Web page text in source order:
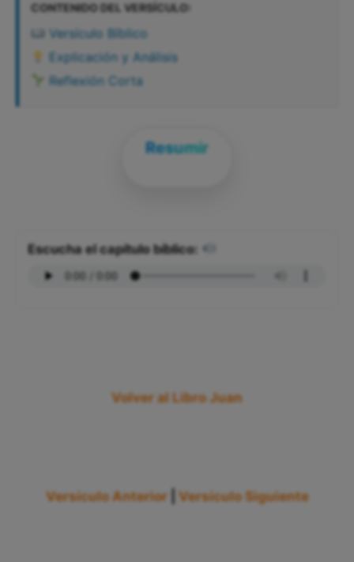
CONTENIDO DEL VERSÍCULO:
Versículo Bíblico
Explicación y Análisis
Reflexión Corta
Resumir
Escucha el capítulo bíblico:
Volver al Libro Juan
Versículo Anterior Versículo Siguiente